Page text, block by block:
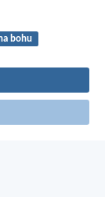
bohu